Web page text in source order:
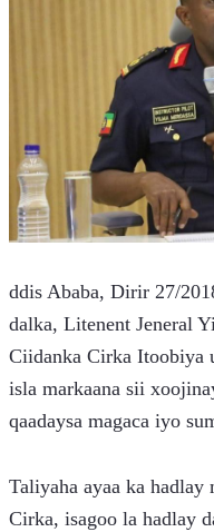
ddis Ababa, Dirir 27/
dalka, Litenent Jeneral
Ciidanka Cirka Itoobiya
isla markaana sii
qaadaysa magaca iyo
Taliyaha ayaa ka hadlay
Cirka, isagoo la hadlay